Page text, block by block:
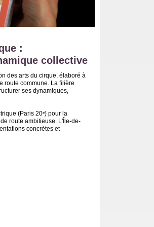
:
collective
des arts du cirque, élaboré à
route commune. La filière
ses dynamiques,
(Paris 20ᵉ) pour la
route ambitieuse. L'Île-de-
concrètes et